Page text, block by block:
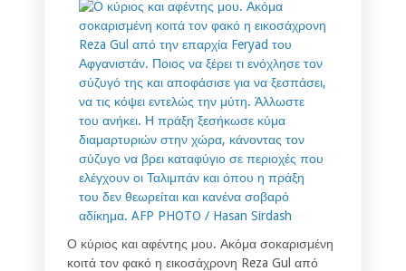
Ο κύριος και αφέντης μου. Ακόμα σοκαρισμένη
κοιτά τον φακό η εικοσάχρονη Reza Gul από